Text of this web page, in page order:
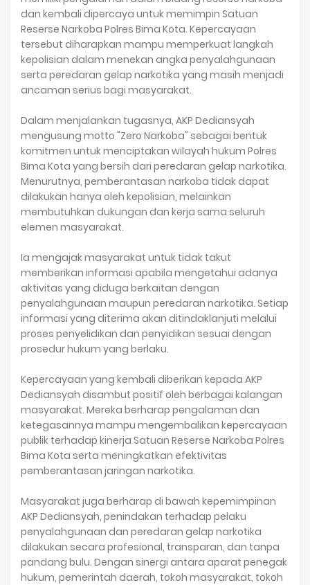
dan kembali dipercaya untuk memimpin Satuan
Reserse Narkoba Polres Bima Kota. Kepercayaan
tersebut diharapkan mampu memperkuat langkah
kepolisian dalam menekan angka penyalahgunaan
serta peredaran gelap narkotika yang masih menjadi
ancaman serius bagi masyarakat.
Dalam menjalankan tugasnya, AKP Dediansyah
mengusung motto "Zero Narkoba" sebagai bentuk
komitmen untuk menciptakan wilayah hukum Polres
Bima Kota yang bersih dari peredaran gelap narkotika.
Menurutnya, pemberantasan narkoba tidak dapat
dilakukan hanya oleh kepolisian, melainkan
membutuhkan dukungan dan kerja sama seluruh
elemen masyarakat.
Ia mengajak masyarakat untuk tidak takut
memberikan informasi apabila mengetahui adanya
aktivitas yang diduga berkaitan dengan
penyalahgunaan maupun peredaran narkotika. Setiap
informasi yang diterima akan ditindaklanjuti melalui
proses penyelidikan dan penyidikan sesuai dengan
prosedur hukum yang berlaku.
Kepercayaan yang kembali diberikan kepada AKP
Dediansyah disambut positif oleh berbagai kalangan
masyarakat. Mereka berharap pengalaman dan
ketegasannya mampu mengembalikan kepercayaan
publik terhadap kinerja Satuan Reserse Narkoba Polres
Bima Kota serta meningkatkan efektivitas
pemberantasan jaringan narkotika.
Masyarakat juga berharap di bawah kepemimpinan
AKP Dediansyah, penindakan terhadap pelaku
penyalahgunaan dan peredaran gelap narkotika
dilakukan secara profesional, transparan, dan tanpa
pandang bulu. Dengan sinergi antara aparat penegak
hukum, pemerintah daerah, tokoh masyarakat, tokoh